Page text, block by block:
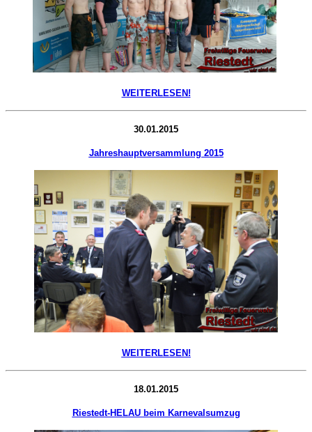
WEITERLESEN!
30.01.2015
Jahreshauptversammlung 2015
WEITERLESEN!
18.01.2015
Riestedt-HELAU beim Karnevalsumzug